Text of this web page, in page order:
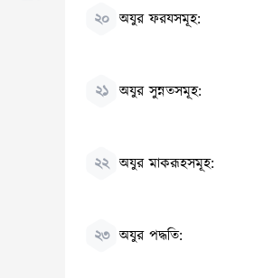
২০ অযুর ফরযসমূহ:
২১ অযুর সুন্নতসমূহ:
২২ অযুর মাকরূহসমূহ:
২৩ অযুর পদ্ধতি: